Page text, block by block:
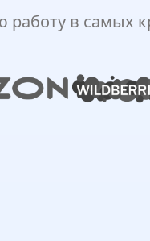
работу в самых